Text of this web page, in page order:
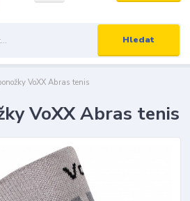
Hledat
VoXX Abras tenis
VoXX Abras tenis